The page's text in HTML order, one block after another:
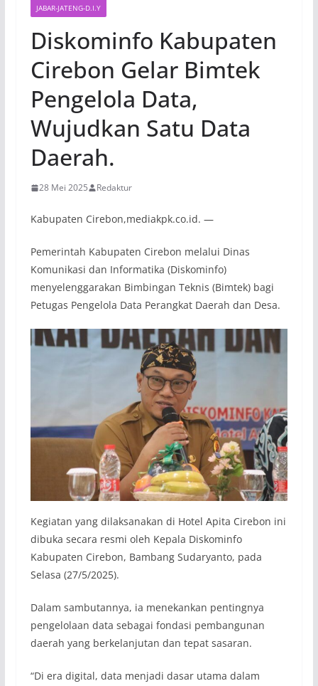
JABAR-JATENG-D.I.Y
Diskominfo Kabupaten
Cirebon Gelar Bimtek
Pengelola Data,
Wujudkan Satu Data
Daerah.
28 Mei 2025 Redaktur
Kabupaten Cirebon,mediakpk.co.id. —
Pemerintah Kabupaten Cirebon melalui Dinas
Komunikasi dan Informatika (Diskominfo)
menyelenggarakan Bimbingan Teknis (Bimtek) bagi
Petugas Pengelola Data Perangkat Daerah dan Desa.
Kegiatan yang dilaksanakan di Hotel Apita Cirebon ini
dibuka secara resmi oleh Kepala Diskominfo
Kabupaten Cirebon, Bambang Sudaryanto, pada
Selasa (27/5/2025).
Dalam sambutannya, ia menekankan pentingnya
pengelolaan data sebagai fondasi pembangunan
daerah yang berkelanjutan dan tepat sasaran.
“Di era digital, data menjadi dasar utama dalam